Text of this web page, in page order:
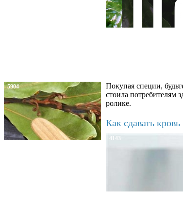
5904
Покупая специи,
стоила потребителям
ролике.
Как сдавать
4143